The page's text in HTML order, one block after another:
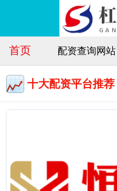
首页 配资查询网站
十大配资平台推荐